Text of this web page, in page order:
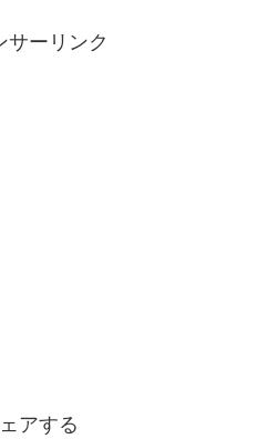
サーリンク
アする